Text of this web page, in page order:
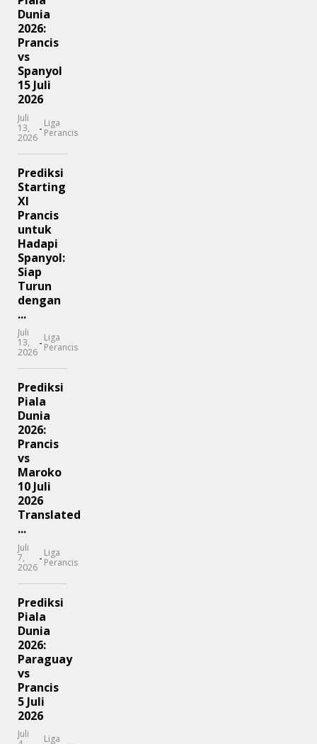
Dunia
2026:
Prancis
vs
Spanyol
15 Juli
2026
Juli
13,
2026
- Liga
Perancis
Prediksi
Starting
XI
Prancis
untuk
Hadapi
Spanyol:
Siap
Turun
dengan
...
Juli
13,
2026
- Liga
Perancis
Prediksi
Piala
Dunia
2026:
Prancis
vs
Maroko
10 Juli
2026
Translated
...
Juli
7,
2026
- Liga
Perancis
Prediksi
Piala
Dunia
2026:
Paraguay
vs
Prancis
5 Juli
2026
Juli
Liga